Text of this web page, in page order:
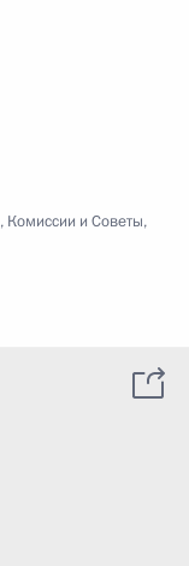
, Комиссии и Советы,